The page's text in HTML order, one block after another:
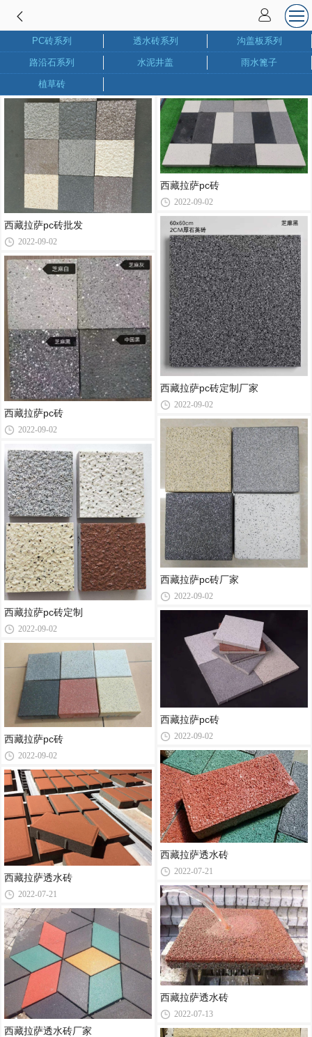
PC砖系列 透水砖系列 沟盖板系列
路沿石系列 水泥井盖 雨水篦子
植草砖
西藏拉萨pc砖批发
2022-09-02
西藏拉萨pc砖
2022-09-02
西藏拉萨pc砖定制
2022-09-02
西藏拉萨pc砖
2022-09-02
西藏拉萨透水砖
2022-07-21
西藏拉萨透水砖厂家
西藏拉萨pc砖
2022-09-02
西藏拉萨pc砖定制厂家
2022-09-02
西藏拉萨pc砖厂家
2022-09-02
西藏拉萨pc砖
2022-09-02
西藏拉萨透水砖
2022-07-21
西藏拉萨透水砖
2022-07-13